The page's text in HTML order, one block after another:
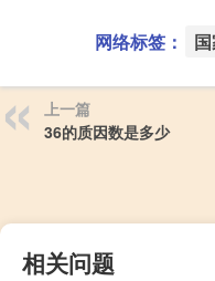
网络标签：
上一篇
36的质因数是多少
相关问题